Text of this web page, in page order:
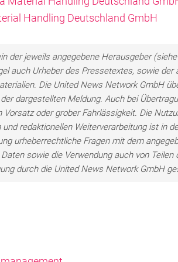
Handling Deutschland GmbH
der jeweils angegebene Herausgeber
auch Urheber des Pressetextes, sowie der
Die United News Network GmbH
dargestellten Meldung. Auch bei
oder grober Fahrlässigkeit. Die
redaktionellen Weiterverarbeitung ist in
urheberrechtliche Fragen mit dem
sowie die Verwendung auch von Teilen
durch die United News Network GmbH